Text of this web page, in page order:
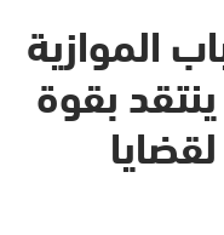
الموازية
بقوة